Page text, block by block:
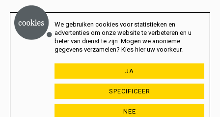
We gebruiken cookies voor statistieken en
advertenties om onze website te verbeteren en u
beter van dienst te zijn. Mogen we anonieme
gegevens verzamelen? Kies hier uw voorkeur.
JA
SPECIFICEER
NEE